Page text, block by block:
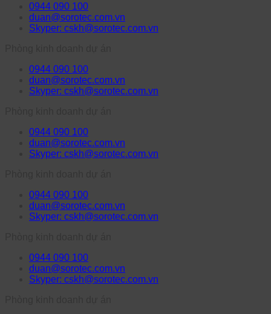
0944 090 100
duan@sorotec.com.vn
Skyper: cskh@sorotec.com.vn
0944 090 100
duan@sorotec.com.vn
Skyper: cskh@sorotec.com.vn
0944 090 100
duan@sorotec.com.vn
Skyper: cskh@sorotec.com.vn
0944 090 100
duan@sorotec.com.vn
Skyper: cskh@sorotec.com.vn
0944 090 100
duan@sorotec.com.vn
Skyper: cskh@sorotec.com.vn